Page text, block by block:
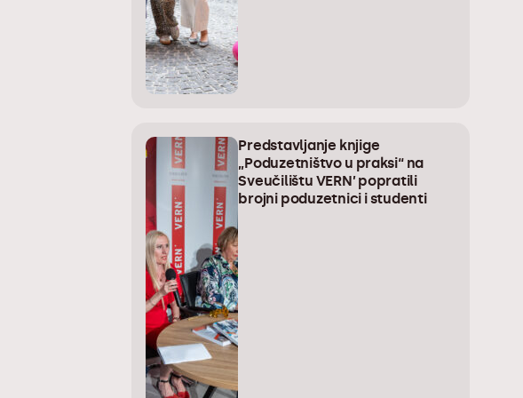
Predstavljanje knjige
„Poduzetništvo u praksi“ na
Sveučilištu VERN’ popratili
brojni poduzetnici i studenti